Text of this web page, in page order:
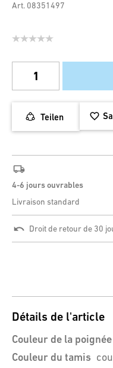
Art. 08351497
Teilen
4-6 jours ouvrables
Livraison standard
Droit de retour de 30
Détails de l'article
Couleur de la poignée
Couleur du tamis